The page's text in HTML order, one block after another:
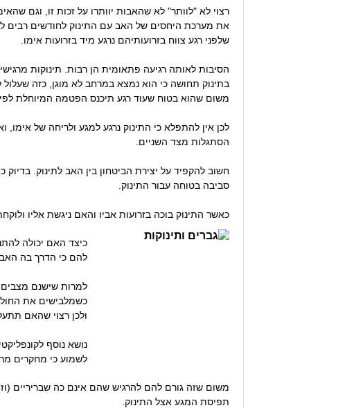
רצוי לא "לוותר" לא שהאבות יוותרו על זכות זו, וגם
את מערכת היחסים של האב עם התינוק לחודשים רבים
שלפני רגע צווח בזרועותיהם נרגע מיד בזרועות אימו.
הסיבות לאותה רגיעה פתאומית הן רבות. תינוקות
בתינוק תחושה כי הוא נמצא במרחב לא מוגן, כזה
משום שהוא בטוח שעוד רגע תיכנס הפטמה המיוחלת
לכן אין להתפלא כי התינוק נרגע למגע ולריחה של אימו,
הסתגלות מצד השניים.
חשוב להקפיד על יצירת הביטחון בין האב לתינוק. בדיוק
סביבה בטוחה עבור התינוק.
כאשר התינוק בוכה בזרועות אביו והאם ניגשת אליו
כיצד האם יכולה
להם כי הדרך בה
למרות שישנם
כשמלבישים את
ולכן רצוי שהאם
נושא נוסף
לשמוע כי מחקרים
משום שזה גורם להם להרגיש שהם אינם כה שבריריים
תפיסת המגע אצל התינוק.